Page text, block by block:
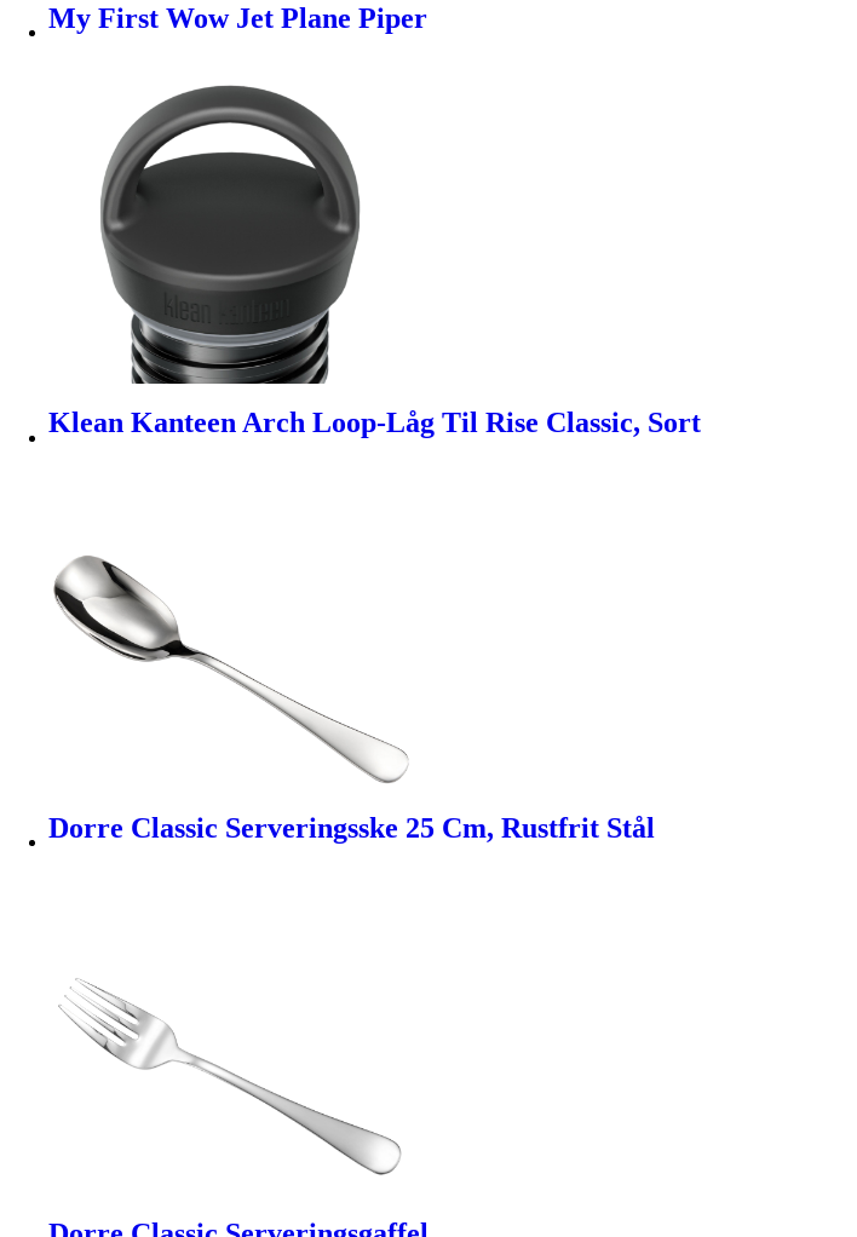
My First Wow Jet Plane Piper
Klean Kanteen Arch Loop-Låg Til Rise Classic, Sort
Dorre Classic Serveringsske 25 Cm, Rustfrit Stål